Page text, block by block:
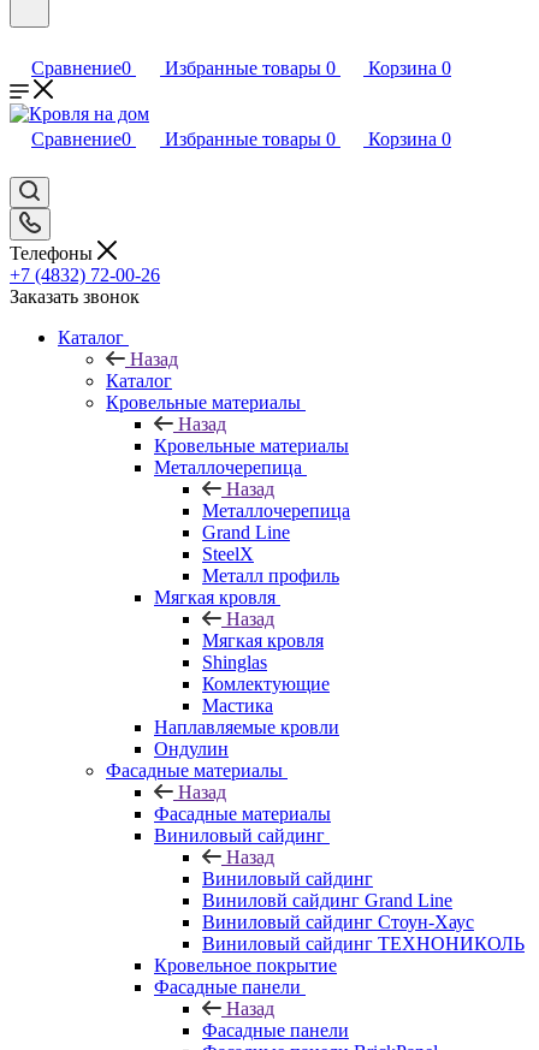
Сравнение0 Избранные товары 0 Корзина 0
Сравнение0 Избранные товары 0 Корзина 0
Телефоны
+7 (4832) 72-00-26
Заказать звонок
Каталог
Назад
Каталог
Кровельные материалы
Назад
Кровельные материалы
Металлочерепица
Назад
Металлочерепица
Grand Line
SteelX
Металл профиль
Мягкая кровля
Назад
Мягкая кровля
Shinglas
Комлектующие
Мастика
Наплавляемые кровли
Ондулин
Фасадные материалы
Назад
Фасадные материалы
Виниловый сайдинг
Назад
Виниловый сайдинг
Виниловй сайдинг Grand Line
Виниловый сайдинг Стоун-Хаус
Виниловый сайдинг ТЕХНОНИКОЛЬ
Кровельное покрытие
Фасадные панели
Назад
Фасадные панели